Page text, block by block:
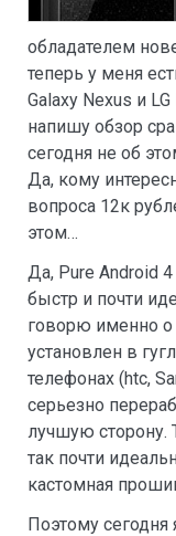
обладателем
теперь у меня
Galaxy Nexus и
напишу обзор
сегодня не об
Да, кому
вопроса 12к
этом…
Да, Pure Android
быстр и почти
говорю именно
установлен в
телефонах (htc,
серьезно
лучшую сторону.
так почти
кастомная
Поэтому